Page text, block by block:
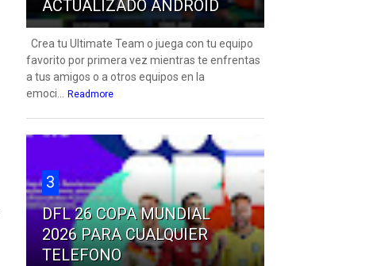
ACTUALIZADO ANDROID
Crea tu Ultimate Team o juega con tu equipo
favorito por primera vez mientras te enfrentas
a tus amigos o a otros equipos en la
emoci...
Readmore
3
DFL 26 COPA MUNDIAL
2026 PARA CUALQUIER
TELEFONO